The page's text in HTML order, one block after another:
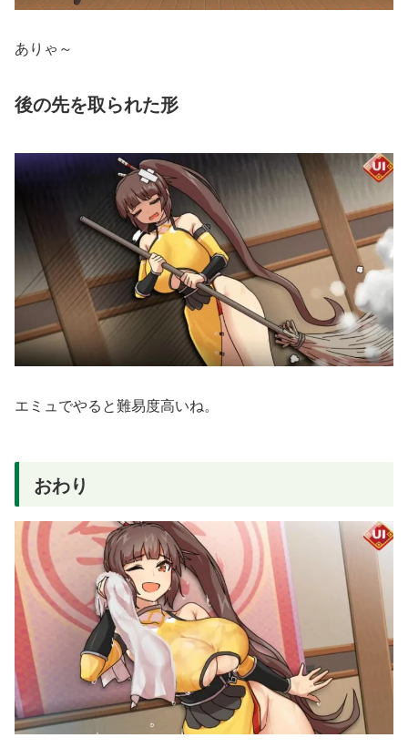
ありゃ～
後の先を取られた形
エミュでやると難易度高いね。
おわり